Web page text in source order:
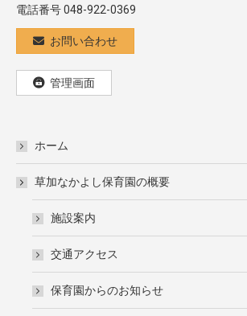
電話番号 048-922-0369
お問い合わせ
管理画面
ホーム
草加なかよし保育園の概要
施設案内
交通アクセス
保育園からのお知らせ